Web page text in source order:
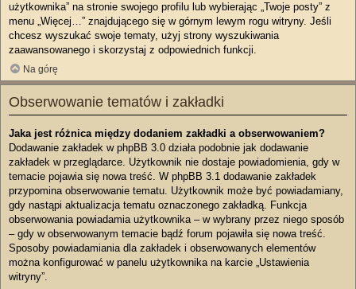
użytkownika” na stronie swojego profilu lub wybierając „Twoje posty” z
menu „Więcej…” znajdującego się w górnym lewym rogu witryny. Jeśli
chcesz wyszukać swoje tematy, użyj strony wyszukiwania
zaawansowanego i skorzystaj z odpowiednich funkcji.
Na górę
Obserwowanie tematów i zakładki
Jaka jest różnica między dodaniem zakładki a obserwowaniem?
Dodawanie zakładek w phpBB 3.0 działa podobnie jak dodawanie
zakładek w przeglądarce. Użytkownik nie dostaje powiadomienia, gdy w
temacie pojawia się nowa treść. W phpBB 3.1 dodawanie zakładek
przypomina obserwowanie tematu. Użytkownik może być powiadamiany,
gdy nastąpi aktualizacja tematu oznaczonego zakładką. Funkcja
obserwowania powiadamia użytkownika – w wybrany przez niego sposób
– gdy w obserwowanym temacie bądź forum pojawiła się nowa treść.
Sposoby powiadamiania dla zakładek i obserwowanych elementów
można konfigurować w panelu użytkownika na karcie „Ustawienia
witryny”.